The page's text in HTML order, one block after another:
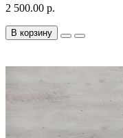
2 500.00 р.
В корзину